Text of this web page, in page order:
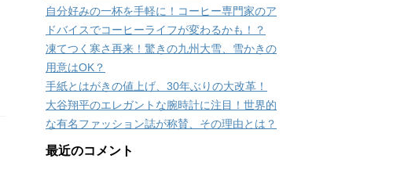
自分好みの一杯を手軽に！コーヒー専門家のア
ドバイスでコーヒーライフが変わるかも！？
凍てつく寒さ再来！驚きの九州大雪、雪かきの
用意はOK？
手紙とはがきの値上げ、30年ぶりの大改革！
大谷翔平のエレガントな腕時計に注目！世界的
な有名ファッション誌が称賛、その理由とは？
最近のコメント